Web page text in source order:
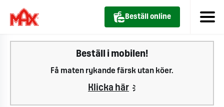
Beställ online
Beställ i mobilen!
Få maten rykande färsk utan köer.
Klicka här